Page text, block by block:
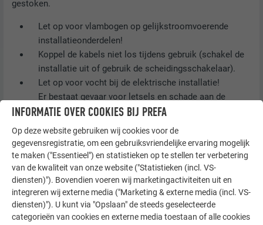
gestoken.
Let op voor vlambogen op gelijkstroomvoerende
installatieonderdelen!
Koppel de kabels niet los tijdens gebruik (schakel de
installatie uit of gebruik de scheidingsschakelaar).
Let op voor vocht bij de elektrische installatie!
Er bestaat gevaar voor letsels en schade aan de
installatie!
Voer werken aan het dak enkel uit op een droge
ondergrond.
Let er bij de montage op dat de zonnepanelen,
kabels, enz. droog zijn.
Sluit blote kabeluiteinden aan of isoleer ze.
Ook bij weinig zonlicht is de volledige nullastspanning
aanwezig.
INFORMATIE OVER COOKIES BIJ PREFA
Op deze website gebruiken wij cookies voor de
gegevensregistratie, om een gebruiksvriendelijke ervaring mogelijk
te maken ("Essentieel") en statistieken op te stellen ter verbetering
van de kwaliteit van onze website ("Statistieken (incl. VS-
diensten)"). Bovendien voeren wij marketingactiviteiten uit en
integreren wij externe media ("Marketing & externe media (incl. VS-
diensten)"). U kunt via "Opslaan" de steeds geselecteerde
categorieën van cookies en externe media toestaan of alle cookies